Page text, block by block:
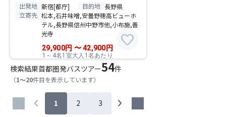
出発地 新宿[都庁] 目的地 長野県
立寄先 松本,石井味噌,安曇野穂高ビューホ
テル,長野県信州中野市他,小布施,善
光寺
29,900円 〜42,900 円
1～4名1室大人1名あたり
favorite
検索結果首都圏発バスツアー54件
（1～20件目を表示しています）
chevron_left 1 2 3 chevron_right